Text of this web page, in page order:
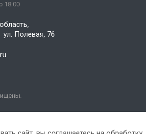
18:00
ул. Полевая, 76